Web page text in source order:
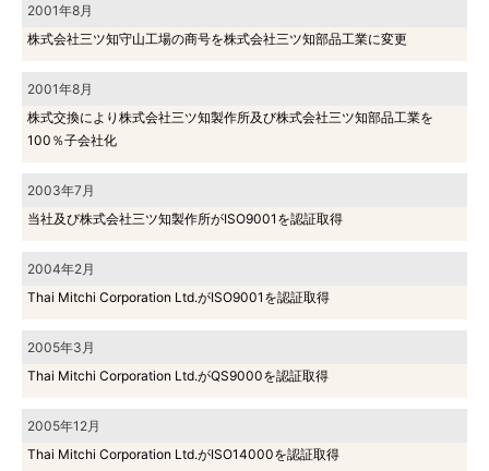
2001年8月
株式会社三ツ知守山工場の商号を株式会社三ツ知部品工業に変更
2001年8月
株式交換により株式会社三ツ知製作所及び株式会社三ツ知部品工業を
100％子会社化
2003年7月
当社及び株式会社三ツ知製作所がISO9001を認証取得
2004年2月
Thai Mitchi Corporation Ltd.がISO9001を認証取得
2005年3月
Thai Mitchi Corporation Ltd.がQS9000を認証取得
2005年12月
Thai Mitchi Corporation Ltd.がISO14000を認証取得